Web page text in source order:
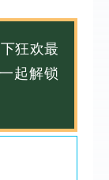
狂欢最
起解锁